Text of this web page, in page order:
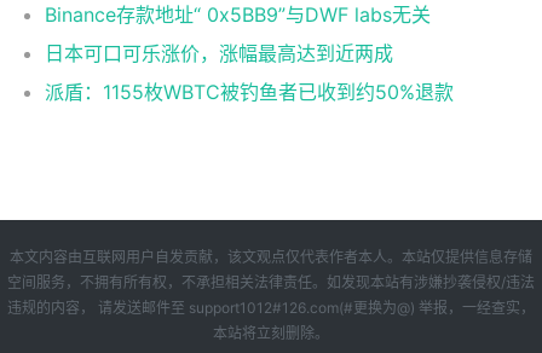
Binance存款地址“ 0x5BB9”与DWF labs无关
日本可口可乐涨价，涨幅最高达到近两成
派盾：1155枚WBTC被钓鱼者已收到约50%退款
本文内容由互联网用户自发贡献，该文观点仅代表作者本人。本站仅提供信息存储
空间服务，不拥有所有权，不承担相关法律责任。如发现本站有涉嫌抄袭侵权/违法
违规的内容， 请发送邮件至 support1012#126.com(#更换为@) 举报，一经查实，
本站将立刻删除。